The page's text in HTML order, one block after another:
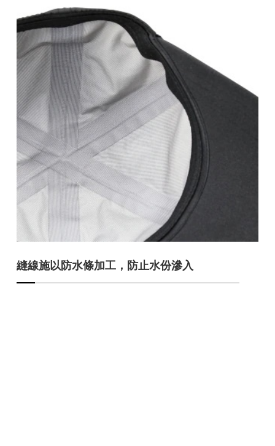
縫線施以防水條加工，防止水份滲入